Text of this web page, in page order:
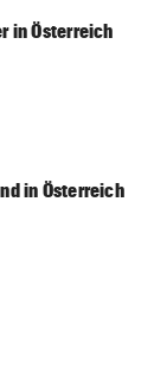
in Österreich
in Österreich